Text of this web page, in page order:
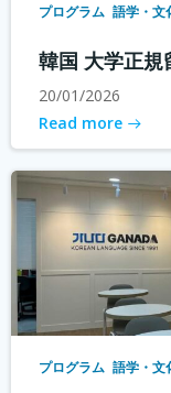
プログラム 語学・文
韓国 大学正規
20/01/2026
Read more
プログラム 語学・文